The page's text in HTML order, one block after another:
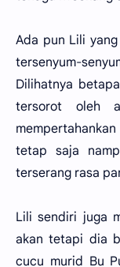
Ada pun Lili
tersenyum-
Dilihatnya
tersorot oleh
tetap saja
terserang rasa
Lili sendiri juga
akan tetapi dia
cucu murid Bu